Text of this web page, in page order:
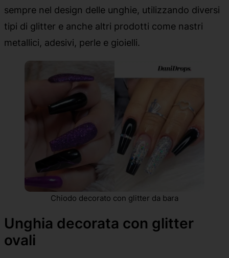
sempre nel design delle unghie, utilizzando diversi
tipi di glitter e anche altri prodotti come nastri
metallici, adesivi, perle e gioielli.
Chiodo decorato con glitter da bara
Unghia decorata con glitter
ovali